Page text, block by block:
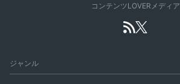
コンテンツLOVERメディア
ジャンル